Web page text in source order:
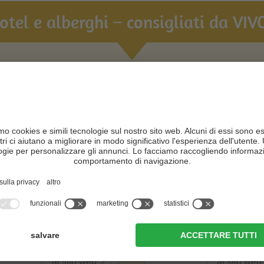
e alberghi – consigliati da
Leitlhof
al sito web
San Candido
al sito web